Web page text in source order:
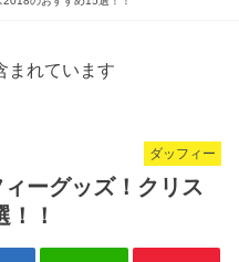
まれています
ダッフィー
ーグッズ！クリス
！